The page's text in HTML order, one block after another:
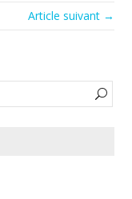
Article suivant →